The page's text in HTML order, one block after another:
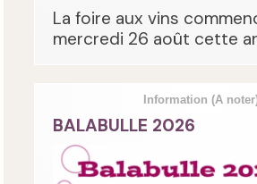
La foire aux vins
mercredi 26 août cette
Information (A
BALABULLE 2026